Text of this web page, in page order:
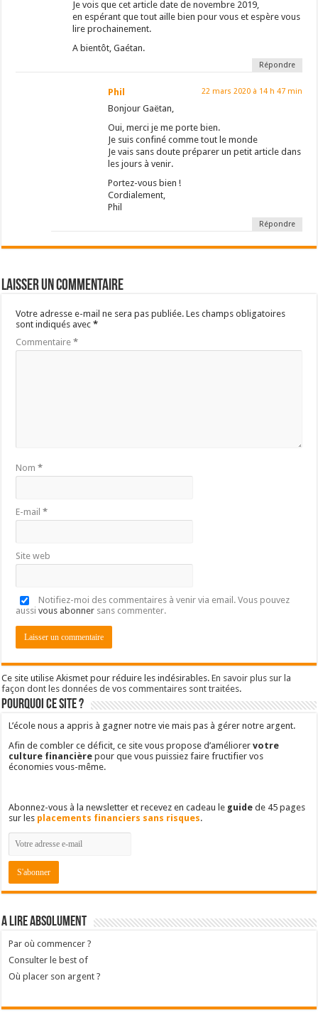
Je vois que cet article date de novembre 2019,
en espérant que tout aille bien pour vous et espère vous
lire prochainement.
A bientôt, Gaétan.
Répondre
Phil 22 mars 2020 à 14 h 47 min
Bonjour Gaëtan,
Oui, merci je me porte bien.
Je suis confiné comme tout le monde
Je vais sans doute préparer un petit article dans
les jours à venir.
Portez-vous bien !
Cordialement,
Phil
Répondre
Laisser un commentaire
Votre adresse e-mail ne sera pas publiée. Les champs obligatoires
sont indiqués avec*
Commentaire*
Nom*
E-mail*
Site web
Notifiez-moi des commentaires à venir via email. Vous pouvez
aussivous abonner sans commenter.
Ce site utilise Akismet pour réduire les indésirables.En savoir plus sur la
façon dont les données de vos commentaires sont traitées.
Pourquoi ce site ?
L’école nous a appris à gagner notre vie mais pas à gérer notre argent.
Afin de combler ce déficit, ce site vous propose d’améliorervotre
culture financière pour que vous puissiez faire fructifier vos
économies vous-même.
Abonnez-vous à la newsletter et recevez en cadeau le guide de 45 pages
sur les placements financiers sans risques.
A lire absolument
Par où commencer ?
Consulter le best of
Où placer son argent ?